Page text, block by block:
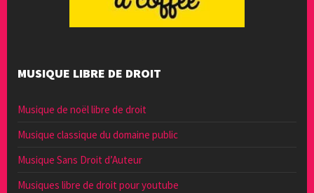
MUSIQUE LIBRE DE DROIT
Musique de noël libre de droit
Musique classique du domaine public
Musique Sans Droit d’Auteur
Musiques libre de droit pour youtube